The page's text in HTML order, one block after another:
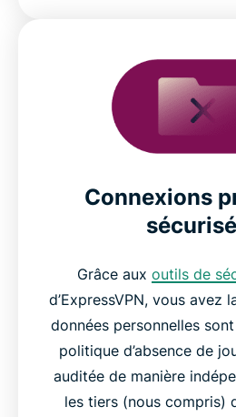
Connexions
Grâce aux outils de
d’ExpressVPN, vous avez
données personnelles
politique d’absence de
auditée de manière
les tiers (nous compris)